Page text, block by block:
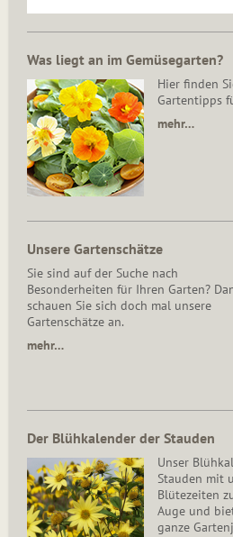
Was liegt an im Gemüsegarten?
Hier finden
Gartentipps
mehr…
Unsere Gartenschätze
Sie sind auf der Suche nach
Besonderheiten für Ihren Garten?
schauen Sie sich doch mal unsere
Gartenschätze an.
mehr…
Der Blühkalender der Stauden
Unser
Stauden mit
Blütezeiten
Auge und
ganze